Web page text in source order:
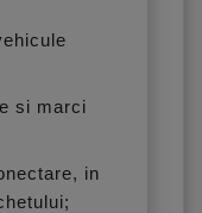
si marci
in